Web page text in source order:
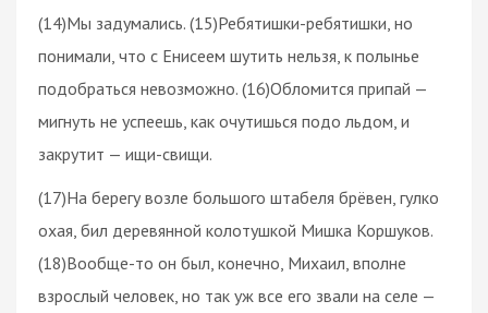
(14)Мы задумались. (15)Ребятишки-ребятишки, но
понимали, что с Енисеем шутить нельзя, к полынье
подобраться невозможно. (16)Обломится припай —
мигнуть не успеешь, как очутишься подо льдом, и
закрутит — ищи-свищи.
(17)На берегу возле большого штабеля брёвен, гулко
охая, бил деревянной колотушкой Мишка Коршуков.
(18)Вообще-то он был, конечно, Михаил, вполне
взрослый человек, но так уж все его звали на селе —